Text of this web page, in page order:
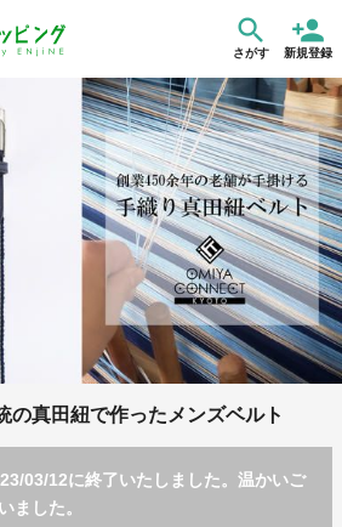
さがす 新規登録
の真田紐で作ったメンズベルト
03/12に終了いたしました。温かいご
ました。